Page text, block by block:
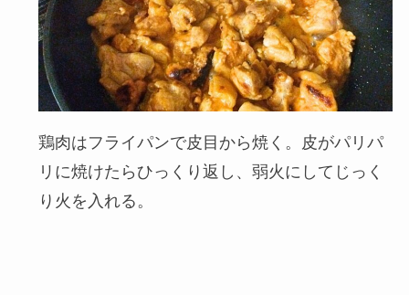
鶏肉はフライパンで皮目から焼く。皮がパリパ
リに焼けたらひっくり返し、弱火にしてじっく
り火を入れる。